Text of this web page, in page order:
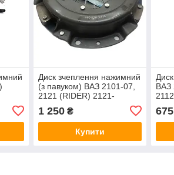
Диск зчеплення нажимний
(з павуком) ВАЗ 2101-07,
2121 (RIDER) 2121-
1 250₴
Купити
ВАЗ
675